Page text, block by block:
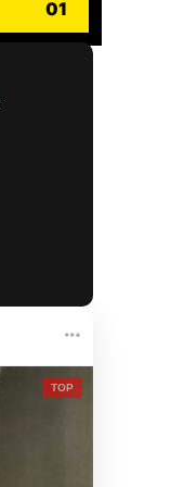
01
TOP